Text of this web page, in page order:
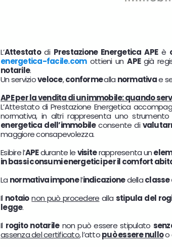
L’Attestatodi Prestazione Energetica APEè
energetica-facile.comottieni unAPE già
notarile.
Un servizioveloce,conformealla normativae
APE per la vendita di un immobile: quando
L’Attestato di Prestazione Energetica
normativa, in altri rappresenta uno
energetica dell’immobileconsente di
maggiore consapevolezza.
Esibire l’APEdurante levisiterappresenta un
in bassi consumi energetici per il comfort
La normativa imponel’indicazionedellaclasse
Il notaio non può procedere alla stipula del
legge.
Il rogito notarilenon può essere stipulato
assenza del certificato, l’attopuò essere nulloo